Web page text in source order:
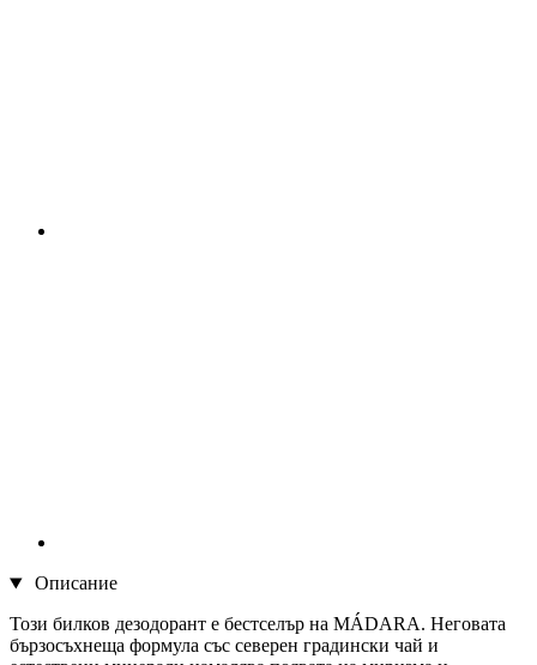
Описание
Този билков дезодорант е бестселър на MÁDARA. Неговата
бързосъхнеща формула със северен градински чай и